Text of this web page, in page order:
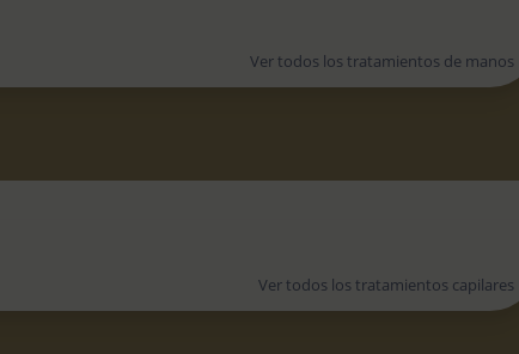
Ver todos los tratamientos de manos
Ver todos los tratamientos capilares